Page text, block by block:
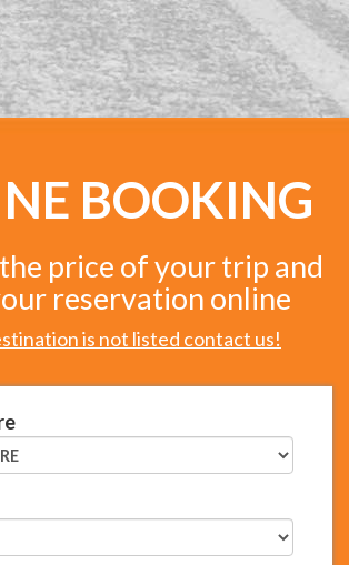
BOOKING
price of your trip and
reservation online
is not listed contact us!